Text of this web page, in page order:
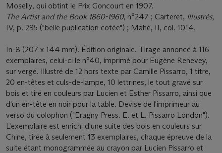
Moselly, qui obtint le Prix Goncourt en 1907.
The Artist and the Book 1860-1960, n°247 ; Carteret, Illustrés,
IV, p. 295 ("belle publication cotée") ; Mahé, II, col. 1014.
In-8 (207 x 144 mm). Édition originale. Tirage annoncé à 116
exemplaires, celui-ci le n°40, imprimé pour Eugène Renevey,
sur vergé. Illustré de 12 hors texte par Camille Pissarro, 1 titre,
20 en-têtes et culs-de-lampe, 10 lettrines, le tout gravé sur
bois et tiré en couleurs par Lucien et Esther Pissarro, ainsi que
d'un en-tête en noir pour la table. Devise de l'imprimeur au
verso du colophon ("Eragny Press. E. et L. Pissarro London").
L'exemplaire est enrichi d'une suite des bois en couleurs sur
Chine, tirée à seulement 13 exemplaires, chaque épreuve de la
suite étant monogrammée au crayon par Lucien Pissarro et